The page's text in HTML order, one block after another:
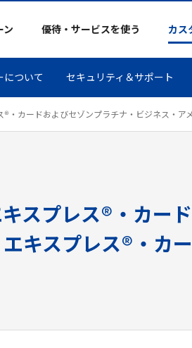
ン 優待・サービスを使う カス
について セキュリティ＆サポート
・カードおよびセゾンプラチナ・ビジネス・ア
スプレス®・カー
キスプレス®・カ